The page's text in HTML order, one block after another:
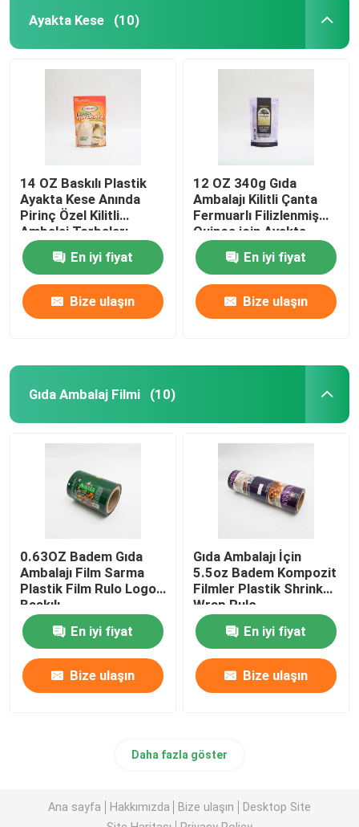
Ayakta Kese (10)
14 OZ Baskılı Plastik
Ayakta Kese Anında
Pirinç Özel Kilitli
Ambalaj Torbaları
En iyi fiyat
Bize ulaşın
12 OZ 340g Gıda
Ambalajı Kilitli Çanta
Fermuarlı Filizlenmiş
Quinoa için Ayakta
Fermuar Kılıfı
En iyi fiyat
Bize ulaşın
Gıda Ambalaj Filmi (10)
0.63OZ Badem Gıda
Ambalajı Film Sarma
Plastik Film Rulo Logo
Baskılı
En iyi fiyat
Bize ulaşın
Gıda Ambalajı İçin
5.5oz Badem Kompozit
Filmler Plastik Shrink
Wrap Rulo
En iyi fiyat
Bize ulaşın
Daha fazla göster
Ana sayfa Hakkımızda Bize ulaşın
Desktop Site